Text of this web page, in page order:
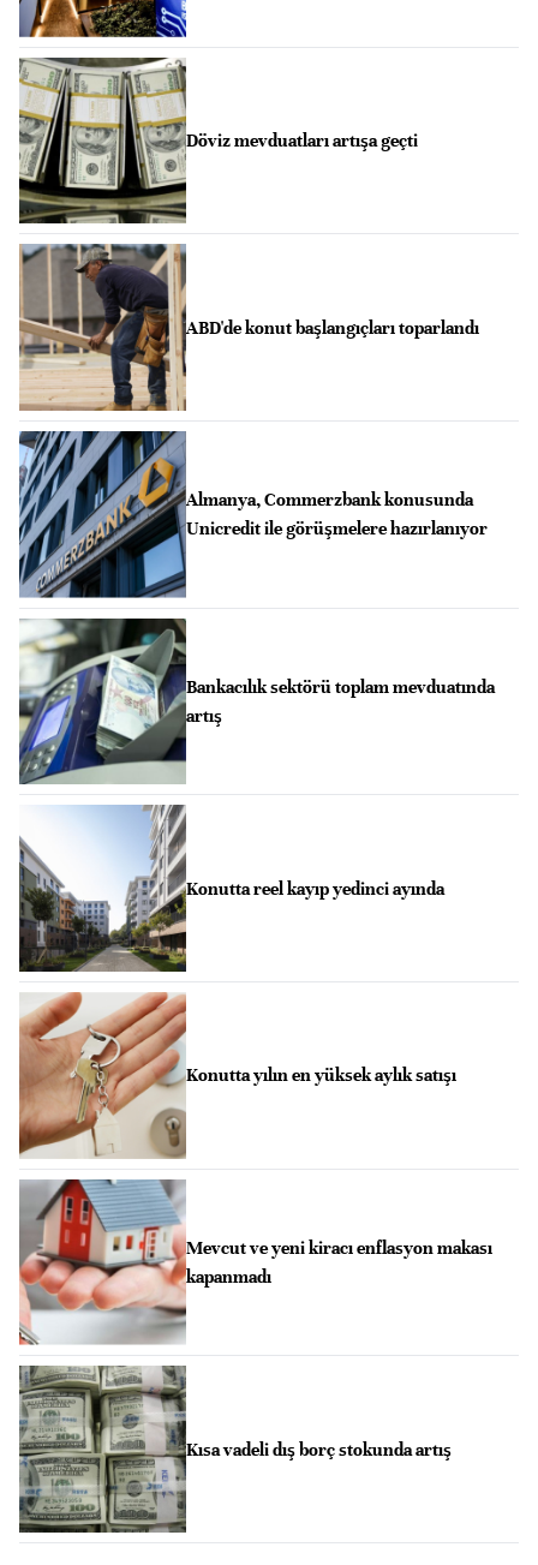
Döviz mevduatları artışa geçti
ABD'de konut başlangıçları toparlandı
Almanya, Commerzbank konusunda
Unicredit ile görüşmelere hazırlanıyor
Bankacılık sektörü toplam mevduatında
artış
Konutta reel kayıp yedinci ayında
Konutta yılın en yüksek aylık satışı
Mevcut ve yeni kiracı enflasyon makası
kapanmadı
Kısa vadeli dış borç stokunda artış